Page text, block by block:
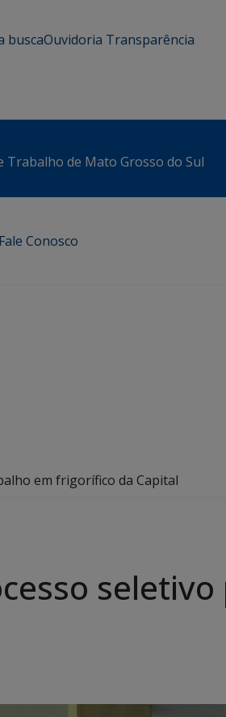
buscaOuvidoria Transparência
Trabalho de Mato Grosso do Sul
Fale Conosco
em frigorífico da Capital